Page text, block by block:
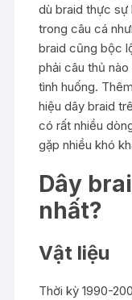
dù braid thực sự
trong câu cá
braid cũng bộc
phải câu thủ
tình huống.
hiệu dây braid
có rất nhiều
gặp nhiều khó
Dây
nhất?
Vật liệu
Thời kỳ 1990-